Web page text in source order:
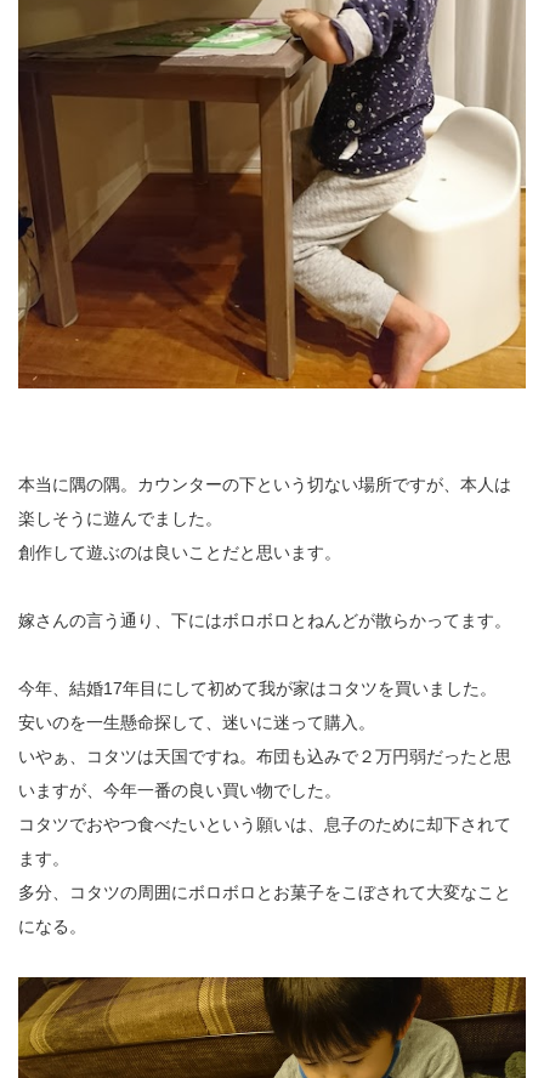
本当に隅の隅。カウンターの下という切ない場所ですが、本人は
楽しそうに遊んでました。
創作して遊ぶのは良いことだと思います。
嫁さんの言う通り、下にはボロボロとねんどが散らかってます。
今年、結婚17年目にして初めて我が家はコタツを買いました。
安いのを一生懸命探して、迷いに迷って購入。
いやぁ、コタツは天国ですね。布団も込みで２万円弱だったと思
いますが、今年一番の良い買い物でした。
コタツでおやつ食べたいという願いは、息子のために却下されて
ます。
多分、コタツの周囲にボロボロとお菓子をこぼされて大変なこと
になる。